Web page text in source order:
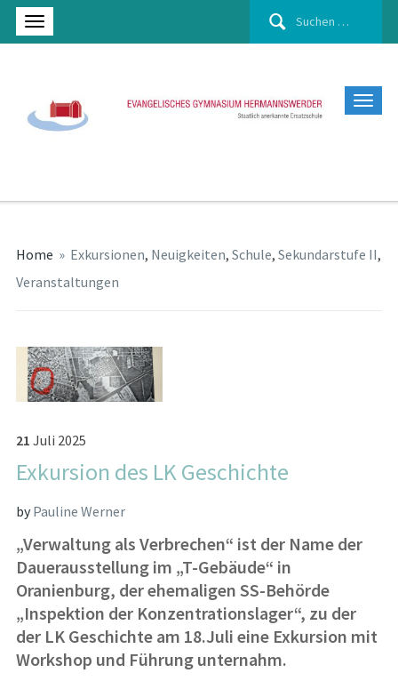
Suchen
Home » Exkursionen, Neuigkeiten, Schule, Sekundarstufe II,
Veranstaltungen
21 Juli 2025
Exkursion des LK Geschichte
byPauline Werner
„Verwaltung als Verbrechen“ ist der Name der
Dauerausstellung im „T-Gebäude“ in
Oranienburg, der ehemaligen SS-Behörde
„Inspektion der Konzentrationslager“, zu der
der LK Geschichte am 18.Juli eine Exkursion mit
Workshop und Führung unternahm.